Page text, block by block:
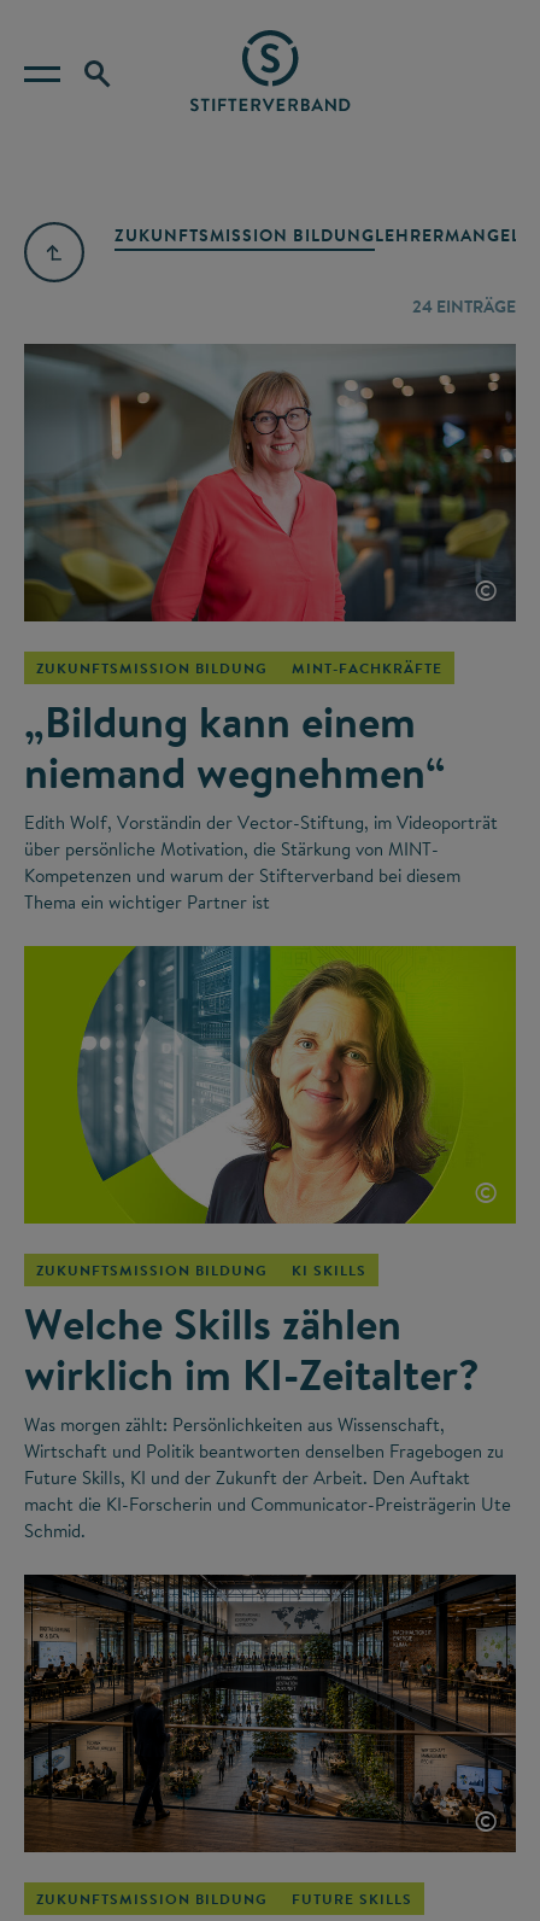
ZUKUNFTSMISSION BILDUNGLEHRERMANGEL
24 EINTRÄGE
©
ZUKUNFTSMISSION BILDUNG MINT-FACHKRÄFTE
„Bildung kann einem
niemand wegnehmen“
Edith Wolf, Vorständin der Vector-Stiftung, im Videoporträt
über persönliche Motivation, die Stärkung von MINT-
Kompetenzen und warum der Stifterverband bei diesem
Thema ein wichtiger Partner ist
©
ZUKUNFTSMISSION BILDUNG KI SKILLS
Welche Skills zählen
wirklich im KI-Zeitalter?
Was morgen zählt: Persönlichkeiten aus Wissenschaft,
Wirtschaft und Politik beantworten denselben Fragebogen zu
Future Skills, KI und der Zukunft der Arbeit. Den Auftakt
macht die KI-Forscherin und Communicator-Preisträgerin Ute
Schmid.
©
ZUKUNFTSMISSION BILDUNG FUTURE SKILLS